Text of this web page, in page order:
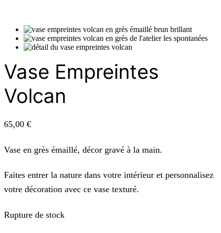
Vase Empreintes
Volcan
65,00 €
Vase en grès émaillé, décor gravé à la main.
Faites entrer la nature dans votre intérieur et personnalisez
votre décoration avec ce vase texturé.
Rupture de stock